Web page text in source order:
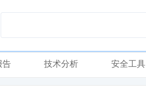
告 技术分析 安全工具